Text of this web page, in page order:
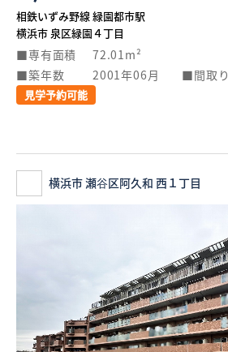
相鉄いずみ野線 緑園都市駅
横浜市 泉区緑園４丁目
専有面積
72.01m²
築年数
2001年06月 間取り
見学予約可能
横浜市 瀬谷区阿久和 西１丁目